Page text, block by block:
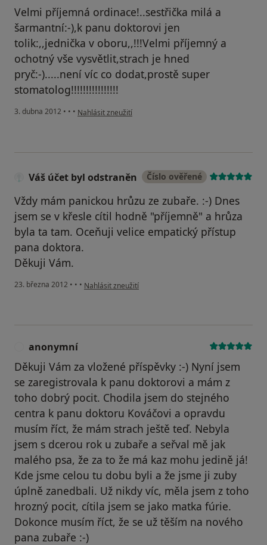
Velmi příjemná ordinace!..sestřička milá a
šarmantní:-),k panu doktorovi jen
tolik:,,jednička v oboru,,!!!Velmi příjemný a
ochotný vše vysvětlit,strach je hned
pryč:-).....není víc co dodat,prostě super
stomatolog!!!!!!!!!!!!!!!!
3. dubna 2012 • • • podle názoru uživatele Váš účet byl odstraněn
Nahlásit zneužití
Váš účet byl odstraněn Číslo ověřené
Vždy mám panickou hrůzu ze zubaře. :-) Dnes
jsem se v křesle cítil hodně "příjemně" a hrůza
byla ta tam. Oceňuji velice empatický přístup
pana doktora.
Děkuji Vám.
23. března 2012 • • • podle názoru uživatele Váš účet byl odstraněn
Nahlásit zneužití
anonymní
Děkuji Vám za vložené příspěvky :-) Nyní jsem
se zaregistrovala k panu doktorovi a mám z
toho dobrý pocit. Chodila jsem do stejného
centra k panu doktoru Kováčovi a opravdu
musím říct, že mám strach ještě teď. Nebyla
jsem s dcerou rok u zubaře a seřval mě jak
malého psa, že za to že má kaz mohu jedině já!
Kde jsme celou tu dobu byli a že jsme ji zuby
úplně zanedbali. Už nikdy víc, měla jsem z toho
hrozný pocit, cítila jsem se jako matka fúrie.
Dokonce musím říct, že se už těším na nového
pana zubaře :-)